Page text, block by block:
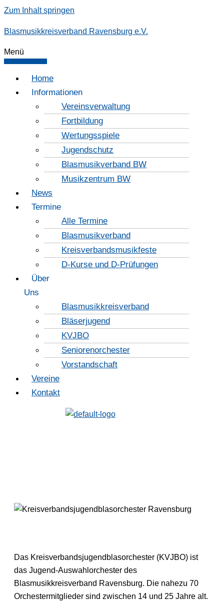
Zum Inhalt springen
Blasmusikkreisverband Ravensburg e.V.
Menü
Home
Informationen
Vereinsverwaltung
Fortbildung
Wertungsspiele
Jugendschutz
Blasmusikverband BW
Musikzentrum BW
News
Termine
Alle Termine
Blasmusikverband
Kreisverbandsmusikfeste
D-Kurse und D-Prüfungen
Über
Uns
Blasmusikkreisverband
Bläserjugend
KVJBO
Seniorenorchester
Vorstandschaft
Vereine
Kontakt
Das Kreisverbandsjugendblasorchester (KVJBO) ist
das Jugend-Auswahlorchester des
Blasmusikkreisverband Ravensburg. Die nahezu 70
Orchestermitglieder sind zwischen 14 und 25 Jahre alt.